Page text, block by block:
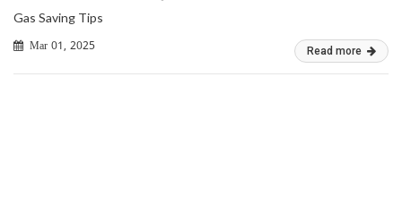
Gas Saving Tips
Mar 01, 2025 Read more